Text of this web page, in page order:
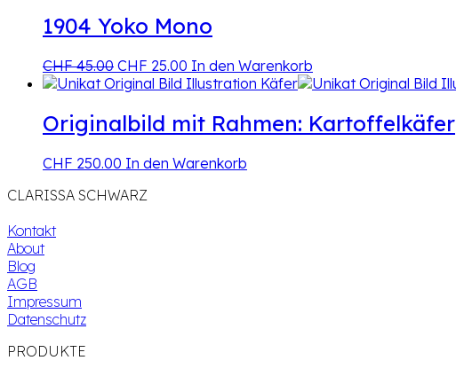
1904 Yoko Mono
CHF45.00 Ursprünglicher
Preis
CHF 45.00
CHF 25.00 Aktueller
Preis
CHF 25.00.
In den Warenkorb
Originalbild mit Rahmen: Kartoffelkäfer
CHF 250.00 In den Warenkorb
CLARISSA SCHWARZ
Kontakt
About
Blog
AGB
Impressum
Datenschutz
PRODUKTE